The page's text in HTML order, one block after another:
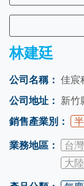
林建廷
公司名稱： 佳宸
公司地址：
新竹
銷售產業別：
業務地區： 台
大